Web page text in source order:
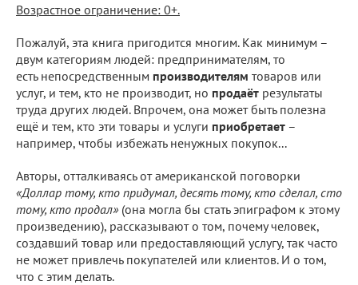
Возрастное ограничение: 0+.
Пожалуй, эта книга пригодится многим. Как минимум –
двум категориям людей: предпринимателям, то
есть непосредственным производителям товаров или
услуг, и тем, кто не производит, но продаёт результаты
труда других людей. Впрочем, она может быть полезна
ещё и тем, кто эти товары и услуги приобретает –
например, чтобы избежать ненужных покупок...
Авторы, отталкиваясь от американской поговорки
«Доллар тому, кто придумал, десять тому, кто сделал, сто
тому, кто продал» (она могла бы стать эпиграфом к этому
произведению), рассказывают о том, почему человек,
создавший товар или предоставляющий услугу, так часто
не может привлечь покупателей или клиентов. И о том,
что с этим делать.